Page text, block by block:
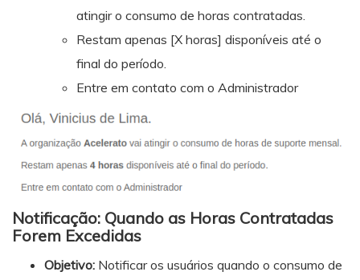
atingir o consumo de horas contratadas.
Restam apenas [X horas] disponíveis até o
final do período.
Entre em contato com o Administrador
Notificação: Quando as Horas Contratadas
Forem Excedidas
Objetivo: Notificar os usuários quando o consumo de